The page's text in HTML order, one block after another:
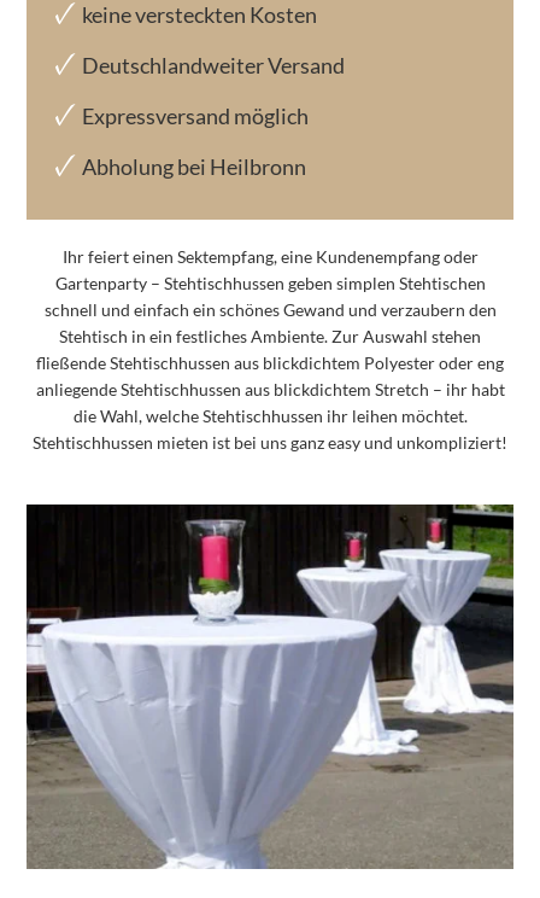
keine versteckten Kosten
Deutschlandweiter Versand
Expressversand möglich
Abholung bei Heilbronn
Ihr feiert einen Sektempfang, eine Kundenempfang oder
Gartenparty – Stehtischhussen geben simplen Stehtischen
schnell und einfach ein schönes Gewand und verzaubern den
Stehtisch in ein festliches Ambiente. Zur Auswahl stehen
fließende Stehtischhussen aus blickdichtem Polyester oder eng
anliegende Stehtischhussen aus blickdichtem Stretch – ihr habt
die Wahl, welche Stehtischhussen ihr leihen möchtet.
Stehtischhussen mieten ist bei uns ganz easy und unkompliziert!